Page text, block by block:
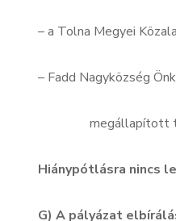
– a Tolna Megyei
– Fadd Nagyközség
megállapított
Hiánypótlásra nincs
G) A pályázat